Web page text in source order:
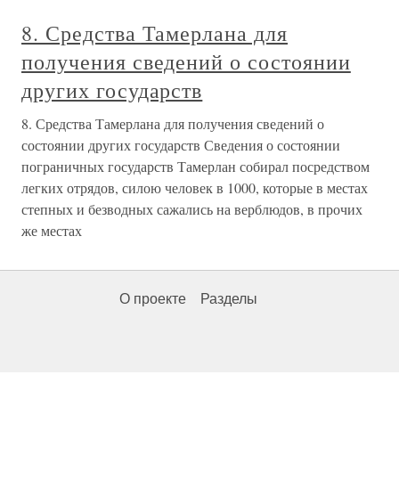
8. Средства Тамерлана для
получения сведений о состоянии
других государств
8. Средства Тамерлана для получения сведений о
состоянии других государств Сведения о состоянии
пограничных государств Тамерлан собирал посредством
легких отрядов, силою человек в 1000, которые в местах
степных и безводных сажались на верблюдов, в прочих
же местах
О проекте Разделы